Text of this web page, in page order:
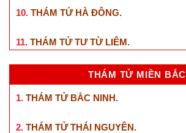
10. THÁM TỬ HÀ ĐÔNG.
11. THÁM TỬ TƯ TỪ LIÊM.
THÁM TỬ MIỀN BẮC
1. THÁM TỬ BẮC NINH.
2. THÁM TỬ THÁI NGUYÊN.